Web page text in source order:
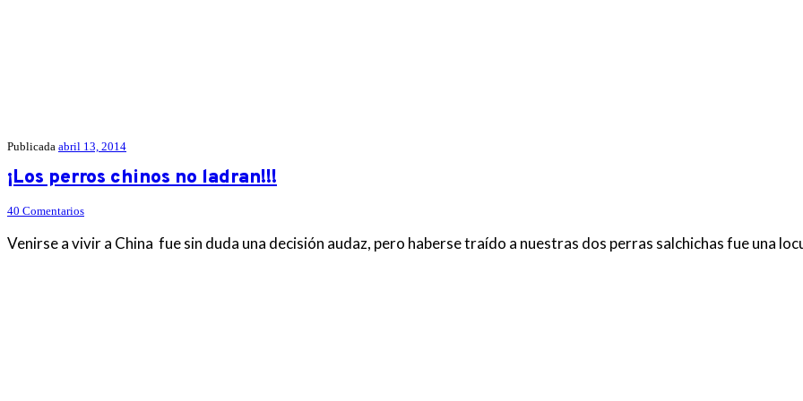
Publicada abril 13, 2014
¡Los perros chinos no ladran!!!
40 Comentarios
Venirse a vivir a China fue sin duda una decisión audaz, pero haberse traído a nuestras dos perras salchichas fue una